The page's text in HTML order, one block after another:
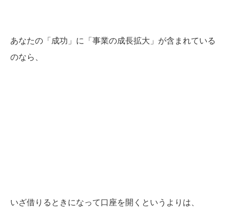
あなたの「成功」に「事業の成長拡大」が含まれている
のなら、
いざ借りるときになって口座を開くというよりは、